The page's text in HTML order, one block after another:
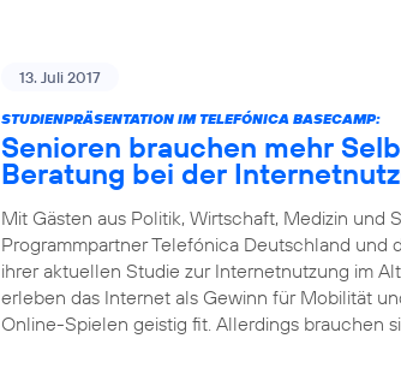
13. Juli 2017
STUDIENPRÄSENTATION IM TELEFÓNICA BASECAMP:
Senioren brauchen mehr
Beratung bei der
Mit Gästen aus Politik, Wirtschaft, Medizin und
Programmpartner Telefónica Deutschland und
ihrer aktuellen Studie zur Internetnutzung im
erleben das Internet als Gewinn für Mobilität
Online-Spielen geistig fit. Allerdings brauchen